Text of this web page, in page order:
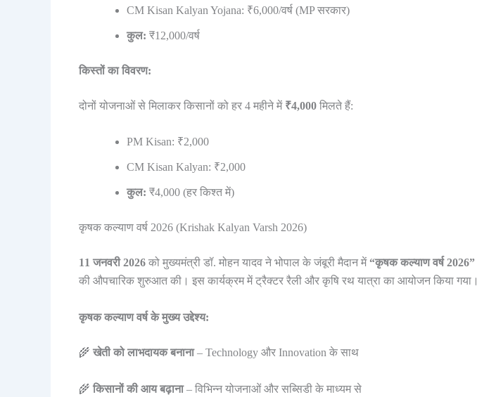
CM Kisan Kalyan Yojana: ₹6,000/वर्ष (MP सरकार)
कुल: ₹12,000/वर्ष
किस्तों का विवरण:
दोनों योजनाओं से मिलाकर किसानों को हर 4 महीने में ₹4,000 मिलते हैं:
PM Kisan: ₹2,000
CM Kisan Kalyan: ₹2,000
कुल: ₹4,000 (हर किश्त में)
कृषक कल्याण वर्ष 2026 (Krishak Kalyan Varsh 2026)
11 जनवरी 2026 को मुख्यमंत्री डॉ. मोहन यादव ने भोपाल के जंबूरी मैदान में “कृषक कल्याण वर्ष 2026”
की औपचारिक शुरुआत की। इस कार्यक्रम में ट्रैक्टर रैली और कृषि रथ यात्रा का आयोजन किया गया।
कृषक कल्याण वर्ष के मुख्य उद्देश्य:
🌾 खेती को लाभदायक बनाना– Technology और Innovation के साथ
🌾 किसानों की आय बढ़ाना– विभिन्न योजनाओं और सब्सिडी के माध्यम से